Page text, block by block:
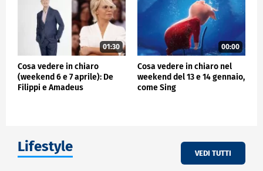
01:30
Cosa vedere in chiaro
(weekend 6 e 7 aprile): De
Filippi e Amadeus
00:00
Cosa vedere in chiaro nel
weekend del 13 e 14 gennaio,
come Sing
Lifestyle VEDI TUTTI